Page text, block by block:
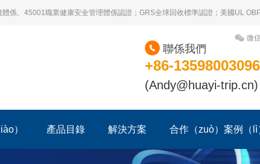
、45001職業健康安全管理體係認證；GRS全球回收標準認證；美國UL
微
+86-13598003096
(Andy@huayi-trip.cn)
聯係我們
） 產品目錄 解決方案 合作（zuò）案例（lì